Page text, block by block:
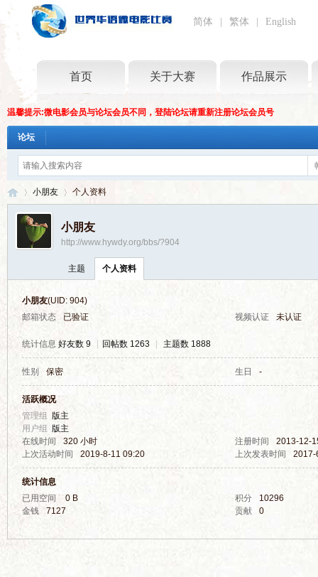
简体 繁体 English
首页 关于大赛 作品展示
温馨提示:微电影会员与论坛会员不同，登陆论坛请重新注册论坛会员号
论坛
华
›
小朋友 个人资料
小朋友
http://www.hywdy.org/bbs/?904
主题 个人资料
小朋友(UID: 904)
邮箱状态
已验证 视频认证 未认证
统计信息 好友数 9 回帖数 1263 主题数 1888
性别 保密 生日 -
活跃概况
管理组 版主
用户组 版主
在线时间
320 小时 注册时间
2013-12-
上次活动时间
2019-8-11 09:20 上次发表时间 2017-
统计信息
已用空间
0 B 积分
10296
金钱
7127 贡献 0